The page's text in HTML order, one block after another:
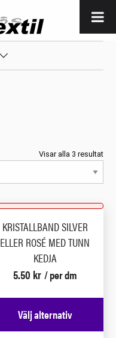
Visar alla 3 resultat
KRISTALLBAND SILVER
ELLER ROSÉ MED TUNN
KEDJA
5.50 kr / per dm
Välj alternativ